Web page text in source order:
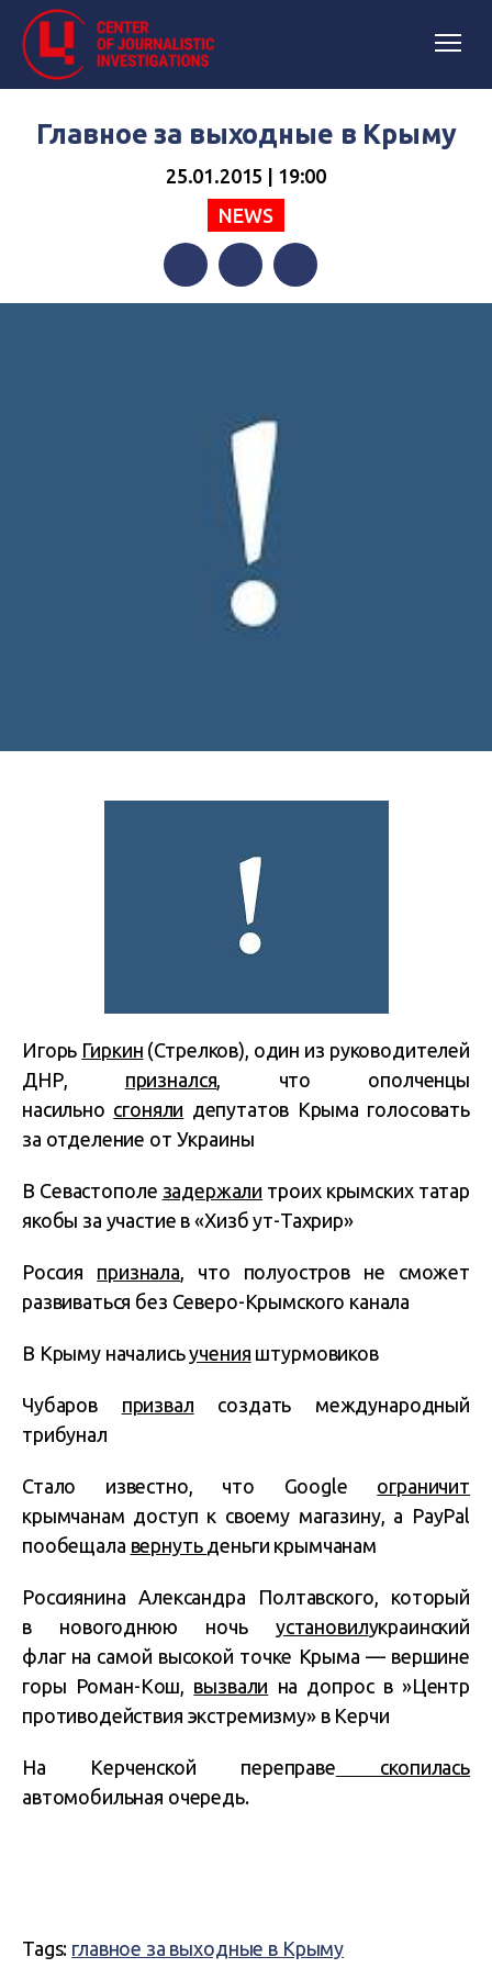
Главное за выходные в Крыму
25.01.2015 | 19:00
NEWS
FacebookTwitterTelegram
Игорь Гиркин (Стрелков), один из руководителей
ДНР, признался, что ополченцы
насильно сгоняли депутатов Крыма голосовать
за отделение от Украины
В Севастополе задержали троих крымских татар
якобы за участие в «Хизб ут-Тахрир»
Россия признала, что полуостров не сможет
развиваться без Северо-Крымского канала
В Крыму началисьучения штурмовиков
Чубаров призвал создать международный
трибунал
Стало известно, что Google ограничит
крымчанам доступ к своему магазину, а PayPal
пообещала вернуть деньги крымчанам
Россиянина Александра Полтавского, который
в новогоднюю ночь установилукраинский
флаг на самой высокой точке Крыма — вершине
горы Роман-Кош, вызвали на допрос в »Центр
противодействия экстремизму» в Керчи
На Керченской переправе скопилась
автомобильная очередь.
Tags: главное за выходные в Крыму